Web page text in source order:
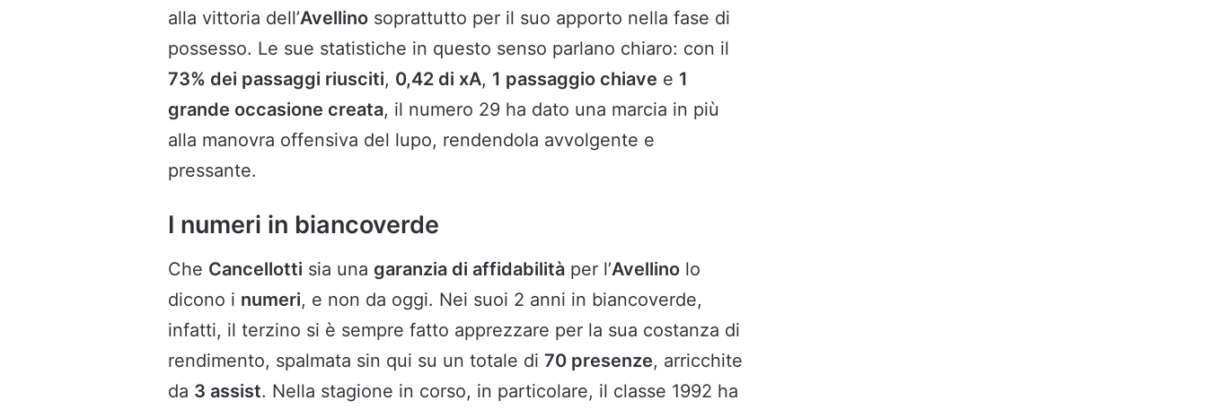
alla vittoria dell’Avellino soprattutto per il suo apporto nella fase di
possesso. Le sue statistiche in questo senso parlano chiaro: con il
73% dei passaggi riusciti, 0,42 di xA, 1 passaggio chiave e 1
grande occasione creata, il numero 29 ha dato una marcia in più
alla manovra offensiva del lupo, rendendola avvolgente e
pressante.
I numeri in biancoverde
Che Cancellotti sia una garanzia di affidabilità per l’Avellino lo
dicono i numeri, e non da oggi. Nei suoi 2 anni in biancoverde,
infatti, il terzino si è sempre fatto apprezzare per la sua costanza di
rendimento, spalmata sin qui su un totale di 70 presenze, arricchite
da 3 assist. Nella stagione in corso, in particolare, il classe 1992 ha